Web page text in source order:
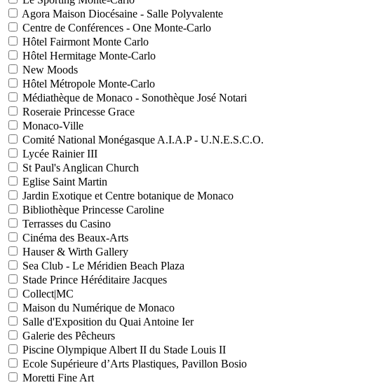
Agora Maison Diocésaine - Salle Polyvalente
Centre de Conférences - One Monte-Carlo
Hôtel Fairmont Monte Carlo
Hôtel Hermitage Monte-Carlo
New Moods
Hôtel Métropole Monte-Carlo
Médiathèque de Monaco - Sonothèque José Notari
Roseraie Princesse Grace
Monaco-Ville
Comité National Monégasque A.I.A.P - U.N.E.S.C.O.
Lycée Rainier III
St Paul's Anglican Church
Eglise Saint Martin
Jardin Exotique et Centre botanique de Monaco
Bibliothèque Princesse Caroline
Terrasses du Casino
Cinéma des Beaux-Arts
Hauser & Wirth Gallery
Sea Club - Le Méridien Beach Plaza
Stade Prince Héréditaire Jacques
Collect|MC
Maison du Numérique de Monaco
Salle d'Exposition du Quai Antoine Ier
Galerie des Pêcheurs
Piscine Olympique Albert II du Stade Louis II
Ecole Supérieure d’Arts Plastiques, Pavillon Bosio
Moretti Fine Art